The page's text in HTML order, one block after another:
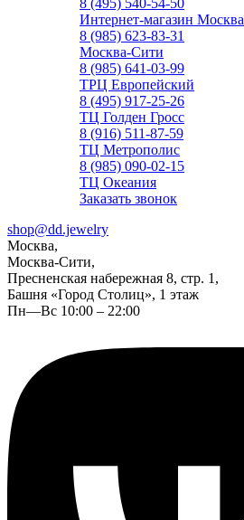
8 (495) 540-54-50
Интернет-магазин Москва
8 (985) 623-83-31
Москва-Сити
8 (985) 641-03-99
ТРЦ Европейский
8 (495) 917-25-26
ТЦ Голден Гросс
8 (916) 511-87-59
ТЦ Метрополис
8 (985) 090-02-15
ТЦ Океания
Заказать звонок
shop@dd.jewelry
Москва,
Москва-Сити,
Пресненская набережная 8, стр. 1,
Башня «Город Столиц», 1 этаж
Пн—Вс 10:00 – 22:00